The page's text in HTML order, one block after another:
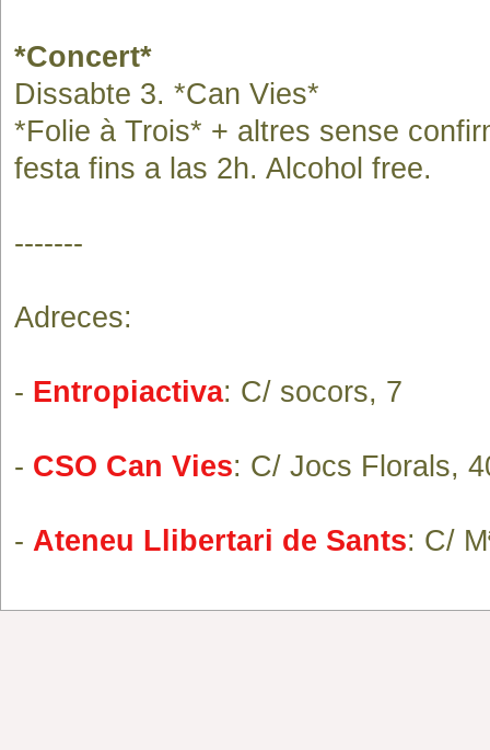
*Concert*
Dissabte 3. *Can Vies*
*Folie à Trois* + altres sense
festa fins a las 2h. Alcohol free.
-------
Adreces:
- Entropiactiva: C/ socors, 7
- CSO Can Vies: C/ Jocs Florals,
- Ateneu Llibertari de Sants: C/